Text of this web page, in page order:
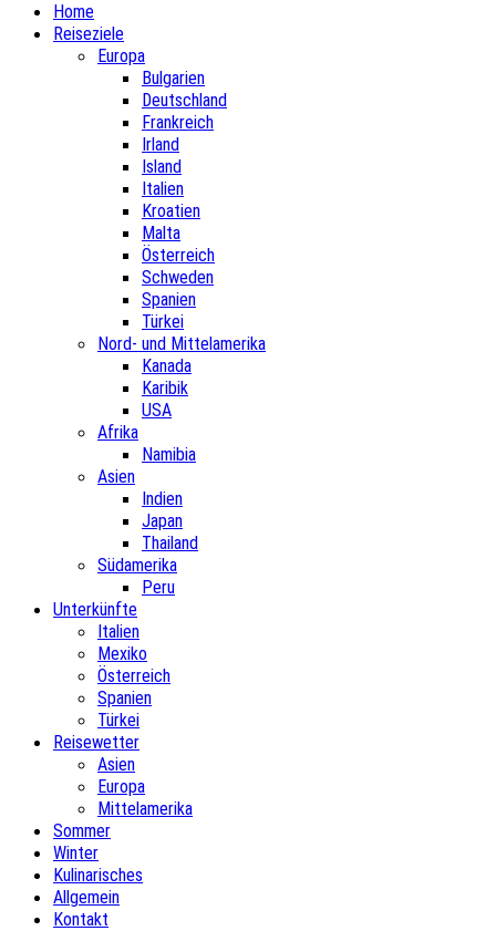
Home
Reiseziele
Europa
Bulgarien
Deutschland
Frankreich
Irland
Island
Italien
Kroatien
Malta
Österreich
Schweden
Spanien
Türkei
Nord- und Mittelamerika
Kanada
Karibik
USA
Afrika
Namibia
Asien
Indien
Japan
Thailand
Südamerika
Peru
Unterkünfte
Italien
Mexiko
Österreich
Spanien
Türkei
Reisewetter
Asien
Europa
Mittelamerika
Sommer
Winter
Kulinarisches
Allgemein
Kontakt